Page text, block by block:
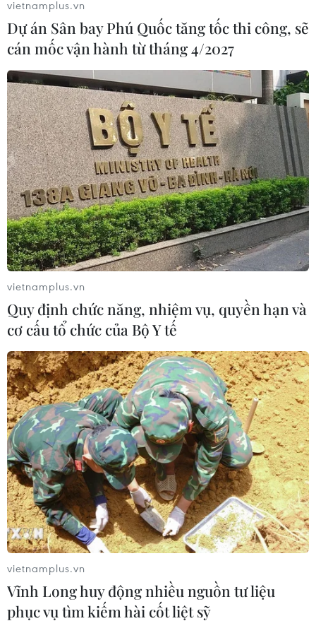
Nga thông báo tấn công căn
cứ ngầm của Ukraine
06/08/2026 16:21
Tây Ban Nha: 100 người thiệt mạng
trong vụ vượt biển ồ ạt vào Ceuta
06/08/2026 16:03
Đức tuyên án chung thân đối tượng
gây vụ lao xe vào đám đông ở
Munich
Nga thúc đẩy đa dạng hóa tuyến vận
tải kết nối châu Á qua Ấn Độ Dương
06/08/2026 15:34
Italy và Hy Lạp trở thành điểm nóng
của virus Tây sông Nile
06/08/2026 13:24
NATO ưu tiên đẩy nhanh chuyển
giao hệ thống phòng không cho
06/08/2026 12:24
Thắt chặt tình hữu nghị sắt son giữa
vietnamplus.vn
Dự án Sân bay Phú Quốc tăng tốc thi công, sẽ
cán mốc vận hành từ tháng 4/2027
vietnamplus.vn
Quy định chức năng, nhiệm vụ, quyền hạn và
cơ cấu tổ chức của Bộ Y tế
vietnamplus.vn
Vĩnh Long huy động nhiều nguồn tư liệu
phục vụ tìm kiếm hài cốt liệt sỹ